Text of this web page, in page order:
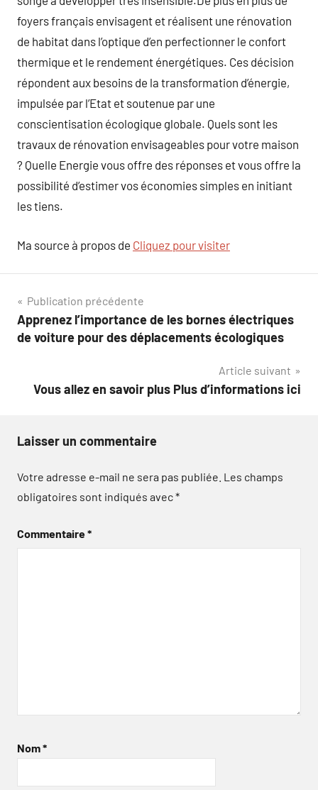
foyers français envisagent et réalisent une rénovation
de habitat dans l’optique d’en perfectionner le confort
thermique et le rendement énergétiques. Ces décision
répondent aux besoins de la transformation d’énergie,
impulsée par l’Etat et soutenue par une
conscientisation écologique globale. Quels sont les
travaux de rénovation envisageables pour votre maison
? Quelle Energie vous offre des réponses et vous offre la
possibilité d’estimer vos économies simples en initiant
les tiens.
Ma source à propos de Cliquez pour visiter
Navigation
de
Publication précédente
Apprenez l’importance de les bornes électriques
de voiture pour des déplacements écologiques
Article suivant
Vous allez en savoir plus Plus d’informations ici
Laisser un commentaire
Votre adresse e-mail ne sera pas publiée. Les champs
obligatoires sont indiqués avec*
Commentaire*
Nom*